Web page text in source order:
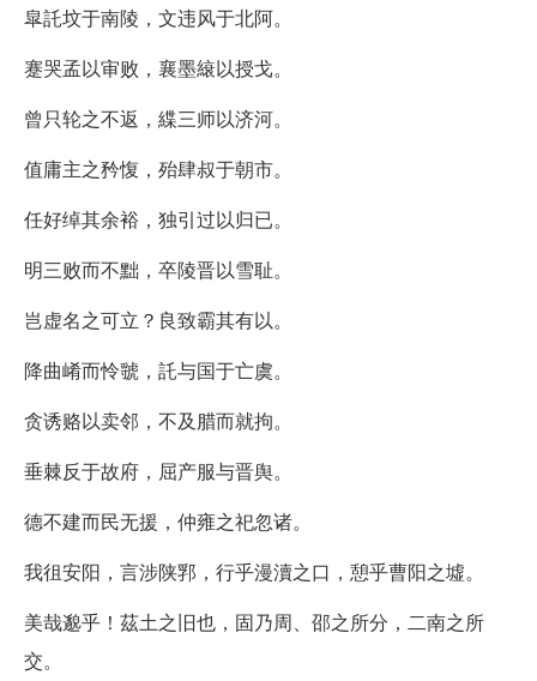
皐託坟于南陵，文违风于北阿。
蹇哭孟以审败，襄墨縗以授戈。
曾只轮之不返，緤三师以济河。
值庸主之矜愎，殆肆叔于朝市。
任好绰其余裕，独引过以归已。
明三败而不黜，卒陵晋以雪耻。
岂虚名之可立？良致霸其有以。
降曲崤而怜虢，託与国于亡虞。
贪诱赂以卖邻，不及腊而就拘。
垂棘反于故府，屈产服与晋舆。
德不建而民无援，仲雍之祀忽诸。
我徂安阳，言涉陕郛，行乎漫瀆之口，憩乎曹阳之墟。
美哉邈乎！茲土之旧也，固乃周、邵之所分，二南之所
交。